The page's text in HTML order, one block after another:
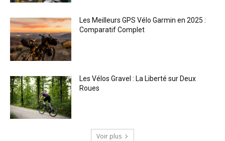
Les Meilleurs GPS Vélo Garmin en 2025 :
Comparatif Complet
Les Vélos Gravel : La Liberté sur Deux
Roues
Voir plus